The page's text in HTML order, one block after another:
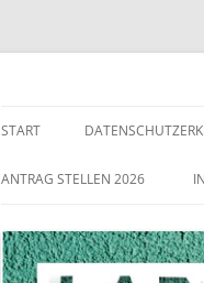
START
ANTRAG STELLEN 2026